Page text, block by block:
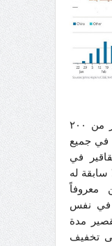
منذ أقل من أسبوع هناك أكثر من ٢٠٠
في جميع
في
سابقة له
معروفاً
في نفس
مدة
تخفيف